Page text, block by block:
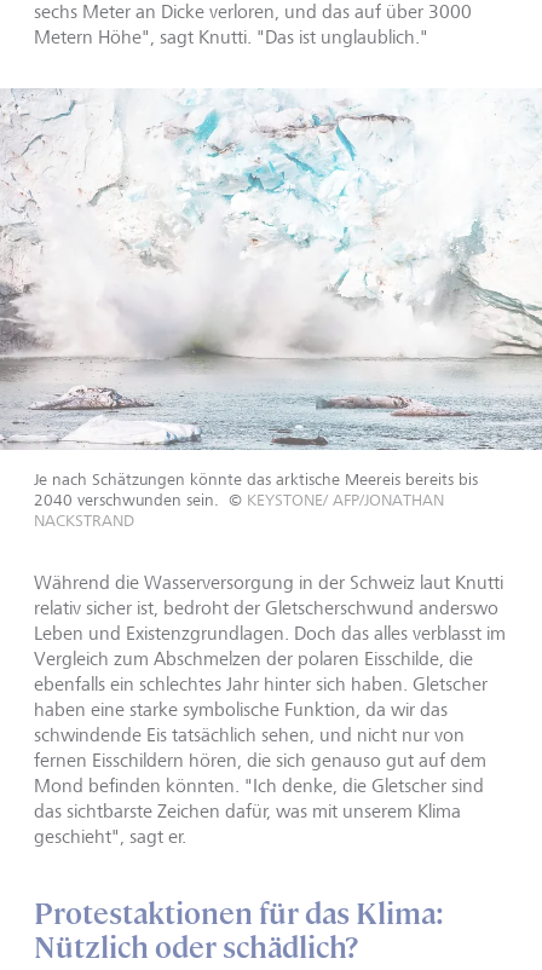
sechs Meter an Dicke verloren, und das auf über 3000
Metern Höhe", sagt Knutti. "Das ist unglaublich."
Je nach Schätzungen könnte das arktische Meereis bereits bis
2040 verschwunden sein.
© KEYSTONE/ AFP/JONATHAN
NACKSTRAND
Während die Wasserversorgung in der Schweiz laut Knutti
relativ sicher ist, bedroht der Gletscherschwund anderswo
Leben und Existenzgrundlagen. Doch das alles verblasst im
Vergleich zum Abschmelzen der polaren Eisschilde, die
ebenfalls ein schlechtes Jahr hinter sich haben. Gletscher
haben eine starke symbolische Funktion, da wir das
schwindende Eis tatsächlich sehen, und nicht nur von
fernen Eisschildern hören, die sich genauso gut auf dem
Mond befinden könnten. "Ich denke, die Gletscher sind
das sichtbarste Zeichen dafür, was mit unserem Klima
geschieht", sagt er.
Protestaktionen für das Klima:
Nützlich oder schädlich?